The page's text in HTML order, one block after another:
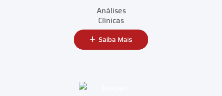
Análises
Clínicas
Saiba Mais